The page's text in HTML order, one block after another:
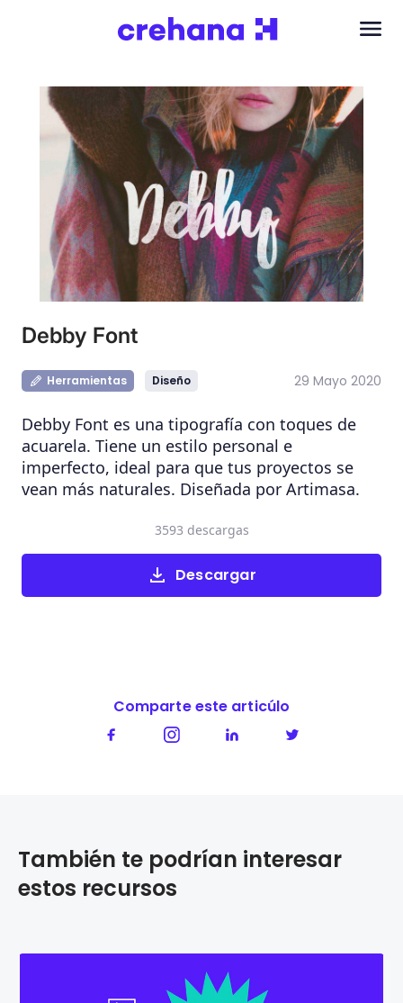
Debby Font
Herramientas Diseño 29 Mayo 2020
Debby Font es una tipografía con toques de
acuarela. Tiene un estilo personal e
imperfecto, ideal para que tus proyectos se
vean más naturales. Diseñada por Artimasa.
Descargar
3593 descargas
Comparte este articúlo
También te podrían interesar
estos recursos